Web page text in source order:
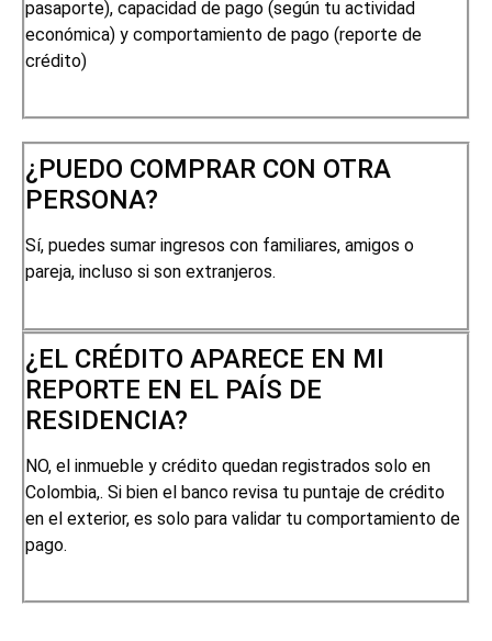
pasaporte), capacidad de pago (según tu actividad
económica) y comportamiento de pago (reporte de
crédito)
¿PUEDO COMPRAR CON OTRA
PERSONA?
Sí, puedes sumar ingresos con familiares, amigos o
pareja, incluso si son extranjeros.
¿EL CRÉDITO APARECE EN MI
REPORTE EN EL PAÍS DE
RESIDENCIA?
NO, el inmueble y crédito quedan registrados solo en
Colombia,. Si bien el banco revisa tu puntaje de crédito
en el exterior, es solo para validar tu comportamiento de
pago.